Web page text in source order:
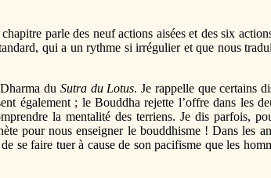
parle des neuf actions aisées et des six
qui a un rythme si irrégulier et que nous
du Sutra du Lotus. Je rappelle que certains
également ; le Bouddha rejette l’offre dans les
la mentalité des terriens. Je dis parfois,
pour nous enseigner le bouddhisme ! Dans les
se faire tuer à cause de son pacifisme que les